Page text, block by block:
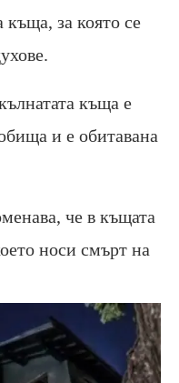
къща, за която се
къща е
и е обитавана
че в къщата
носи смърт на